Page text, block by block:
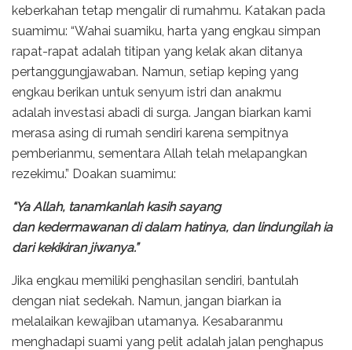
keberkahan tetap mengalir di rumahmu. Katakan pada
suamimu: “Wahai suamiku, harta yang engkau simpan
rapat-rapat adalah titipan yang kelak akan ditanya
pertanggungjawaban. Namun, setiap keping yang
engkau berikan untuk senyum istri dan anakmu
adalah investasi abadi di surga. Jangan biarkan kami
merasa asing di rumah sendiri karena sempitnya
pemberianmu, sementara Allah telah melapangkan
rezekimu.” Doakan suamimu:
“Ya Allah, tanamkanlah kasih sayang
dan kedermawanan di dalam hatinya, dan lindungilah ia
dari kekikiran jiwanya.”
Jika engkau memiliki penghasilan sendiri, bantulah
dengan niat sedekah. Namun, jangan biarkan ia
melalaikan kewajiban utamanya. Kesabaranmu
menghadapi suami yang pelit adalah jalan penghapus